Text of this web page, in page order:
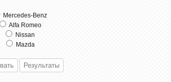
Mercedes-Benz
Alfa Romeo
Nissan
Mazda